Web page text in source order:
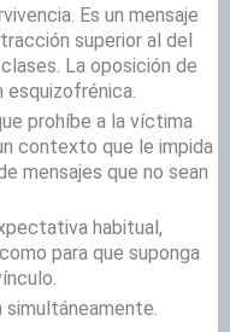
Es un mensaje
superior al del
La oposición de
esquizofrénica.
prohíbe a la víctima
contexto que le impida
mensajes que no sean
habitual,
para que suponga
simultáneamente.